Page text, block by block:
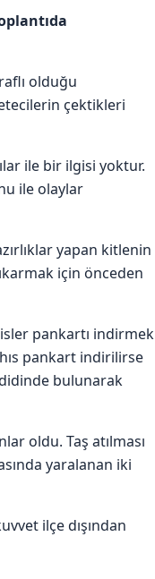
olduğu
çektikleri
ile bir ilgisi yoktur.
ile olaylar
yapan kitlenin
için önceden
pankartı indirmek
pankart indirilirse
bulunarak
oldu. Taş atılması
yaralanan iki
ilçe dışından